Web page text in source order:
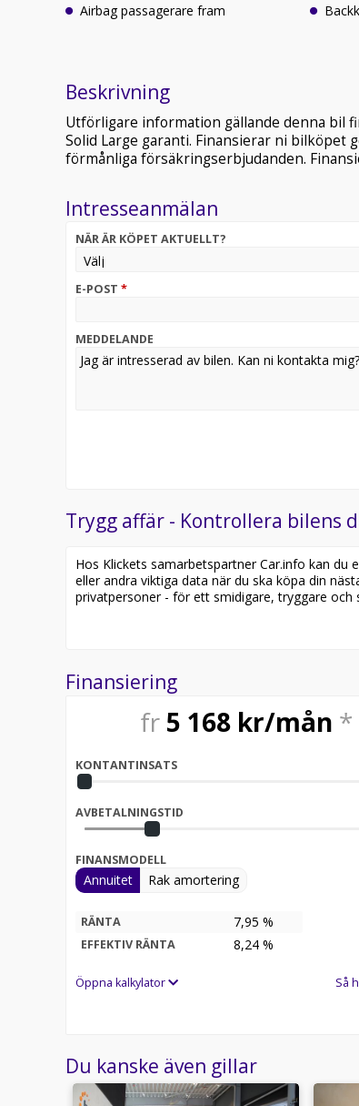
Airbag passagerare fram
Beskrivning
Utförligare information gällande denna bil
Solid Large garanti. Finansierar ni bilköpet
förmånliga försäkringserbjudanden.
Intresseanmälan
NÄR ÄR KÖPET AKTUELLT?
E-POST *
MEDDELANDE
Trygg affär - Kontrollera bilens
Hos Klickets samarbetspartner Car.info kan
eller andra viktiga data när du ska köpa din
privatpersoner - för ett smidigare, tryggare och
Finansiering
fr 5 168kr/mån *
KONTANTINSATS
AVBETALNINGSTID
FINANSMODELL
Annuitet Rak amortering
RÄNTA 7,95 %
EFFEKTIV RÄNTA 8,24 %
Öppna kalkylator Så
Du kanske även gillar